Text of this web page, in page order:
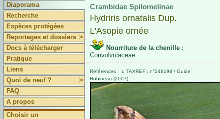
Diaporama
Recherche
Espèces protégées
Reportages et dossiers >
Docs à télécharger
Pratique
Liens
Quoi de neuf ?
>
FAQ
A propos
Choisir un
Crambidae Spilomelinae
Hydriris ornatalis Dup.
L'Asopie ornée
Nourriture de la chenille :
Convolvulaceae
Références : Id TAXREF : n°248198 / Guide
Robineau (2007) : -